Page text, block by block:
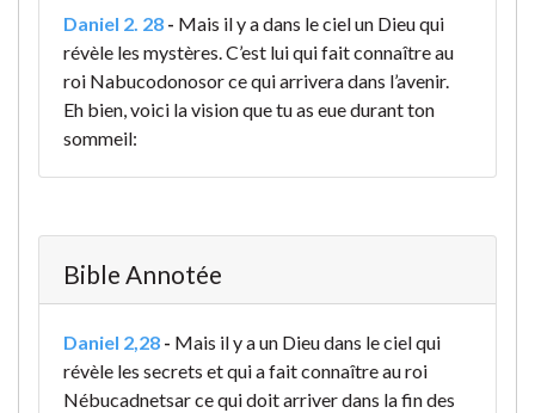
Daniel 2. 28 - Mais il y a dans le ciel un Dieu qui
révèle les mystères. C’est lui qui fait connaître au
roi Nabucodonosor ce qui arrivera dans l’avenir.
Eh bien, voici la vision que tu as eue durant ton
sommeil:
Bible Annotée
Daniel 2,28 - Mais il y a un Dieu dans le ciel qui
révèle les secrets et qui a fait connaître au roi
Nébucadnetsar ce qui doit arriver dans la fin des